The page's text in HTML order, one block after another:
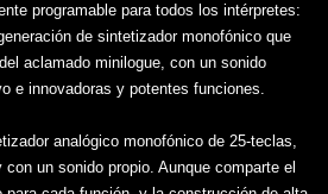
programable para todos los intérpretes:
de sintetizador monofónico que
aclamado minilogue, con un sonido
e innovadoras y potentes funciones.
analógico monofónico de 25-teclas,
un sonido propio. Aunque comparte el